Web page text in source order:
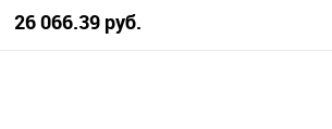
26 066.39 руб.